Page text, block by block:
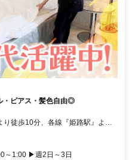
・ピアス・髪色自由◎
徒歩10分、各線『姫路駅』より
OK◎無料駐車場完備◎
～1:00 ▶週2日～3日